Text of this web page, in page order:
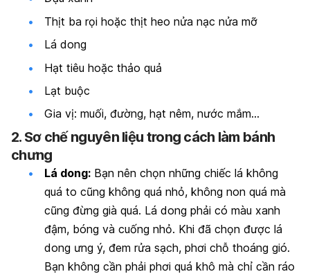
Thịt ba rọi hoặc thịt heo nửa nạc nửa mỡ
Lá dong
Hạt tiêu hoặc thảo quả
Lạt buộc
Gia vị: muối, đường, hạt nêm, nước mắm…
2. Sơ chế nguyên liệu trong cách làm bánh
chưng
Lá dong: Bạn nên chọn những chiếc lá không
quá to cũng không quá nhỏ, không non quá mà
cũng đừng già quá. Lá dong phải có màu xanh
đậm, bóng và cuống nhỏ. Khi đã chọn được lá
dong ưng ý, đem rửa sạch, phơi chỗ thoáng gió.
Bạn không cần phải phơi quá khô mà chỉ cần ráo